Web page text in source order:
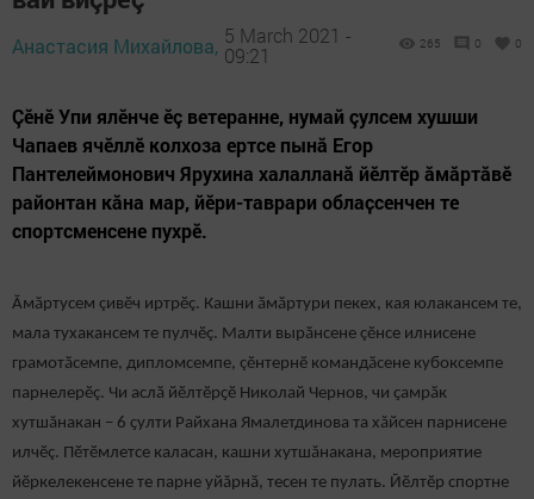
Анастасия Михайлова, 5 March 2021 -
09:21
265 0 0
Çӗнӗ Упи ялӗнче ӗç ветеранне, нумай çулсем хушши
Чапаев ячӗллӗ колхоза ертсе пынӑ Егор
Пантелеймонович Ярухина халалланă йӗлтӗр ăмăртăвӗ
районтан кăна мар, йӗри-таврари облаҫсенчен те
спортсменсене пухрӗ.
Ӑмӑртусем çивӗч иртрӗç. Кашни ӑмӑртури пекех, кая юлакансем те,
мала тухакансем те пулчӗç. Малти вырӑнсене çӗнсе илнисене
грамотӑсемпе, дипломсемпе, çӗнтернӗ командӑсене кубоксемпе
парнелерӗç. Чи аслӑ йӗлтӗрҫӗ Николай Чернов, чи ҫамрӑк
хутшăнакан – 6 ҫулти Райхана Ямалетдинова та хăйсен парнисене
илчӗç. Пӗтӗмлетсе каласан, кашни хутшăнакана, мероприятие
йӗркелекенсене те парне уйăрнӑ, тесен те пулать. Йӗлтӗр спортне